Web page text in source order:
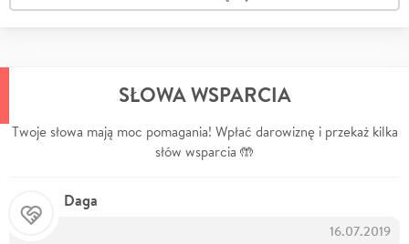
SŁOWA WSPARCIA
Twoje słowa mają moc pomagania! Wpłać darowiznę i przekaż kilka
słów wsparcia 🤲
Daga
16.07.2019